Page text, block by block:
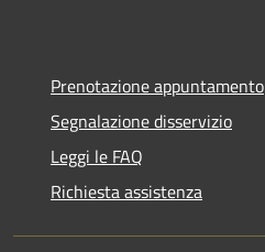
Prenotazione appuntamento
Segnalazione disservizio
Leggi le FAQ
Richiesta assistenza